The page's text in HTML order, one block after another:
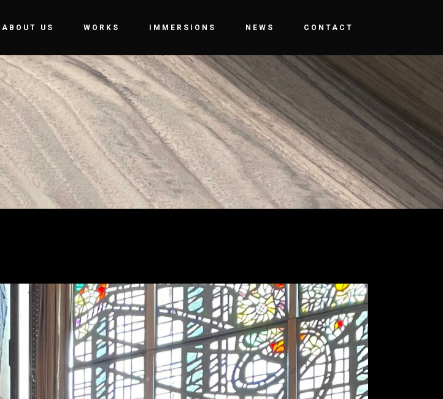
ABOUT US WORKS IMMERSIONS NEWS CONTACT